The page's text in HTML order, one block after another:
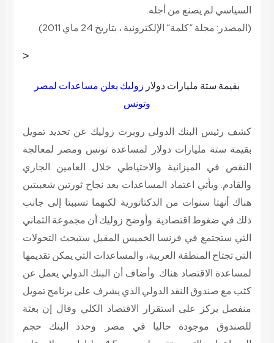
السياسي لم يصنع من أجله.
(المصدر: مجلة “كلمة” الإلكترونية ، بتاريخ 24 ماي 2011)
<
بقيمة ستة مليارات دولار زوليك يعلن مساعدات لمصر
وتونس
كشف رئيس البنك الدولي روبرت زوليك عن تحديد تمويل
بقيمة ستة مليارات دولار لمساعدة تونس ومصر لمعالجة
النقص في الميزانية والاحتياطي خلال العامين الجاري
والقادم. ويأتي اعتماد المساعدات بعد نجاح ثورتين شعبيتين
هناك أنهتا سنوات من الدكتاتورية لكنهما تسببتا إلى جانب
ذلك في ضغوط اقتصادية. وأوضح زوليك أن مجموعة الثماني
التي ستجتمع في فرنسا الخميس المقبل ستبحث التحولات
التي تجتاح المنطقة العربية، والمساعدات التي يمكن تقديمها
لمساعدة الاقتصاد هناك. وأضاف أن البنك الدولي يعمل عن
كثب مع صندوق النقد الدولي الذي يشرف على برنامج تمويل
منفصل يركز على استقرار الاقتصاد الكلي وقال إن بعثة
للصندوق موجودة حاليا في مصر. وحدد البنك حجم